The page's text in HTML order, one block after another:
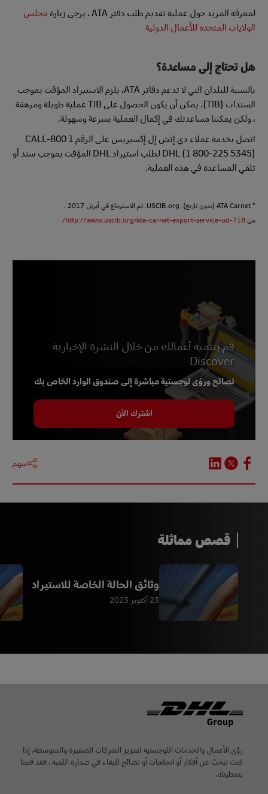
لمعرفة المزيد حول عملية تقديم طلب دفتر ATA ، يرجى زيارة
مجلس
الولايات المتحدة للأعمال الدولية
هل تحتاج إلى مساعدة؟
بالنسبة للبلدان التي لا تدعم دفاتر ATA، يلزم الاستيراد المؤقت بموجب
السندات (TIB). يمكن أن يكون الحصول على TIB عملية طويلة ومرهقة
، ولكن يمكننا مساعدتك في إكمال العملية بسرعة وسهولة.
اتصل بخدمة عملاء دي إتش إل إكسبريس على الرقم 1 800-CALL
DHL (1 800-225 5345) لطلب استيراد DHL المؤقت بموجب سند أو
تلقي المساعدة في هذه العملية.
* ATA Carnet (بدون تاريخ). USCIB.org. تم الاسترجاع في أبريل 2017 ،
من http://www.uscib.org/ata-carnet-export-service-ud-718/
قم بتنمية أعمالك من خلال النشرة الإخبارية
Discover
نصائح ورؤى لوجستية مباشرة إلى صندوق الوارد الخاص بك
اشترك الآن
سهم
قصص مماثلة
وثائق الحالة الخاصة للاستيراد
23 أكتوبر 2023
رؤى الأعمال والخدمات اللوجستية لتعزيز الشركات الصغيرة والمتوسطة. إذا
كنت تبحث عن أفكار أو اتجاهات أو نصائح للبقاء في صدارة اللعبة ، فقد قمنا
بتغطيتك.